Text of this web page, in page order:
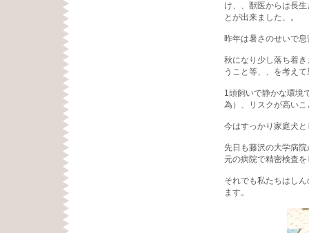
け、、獣医からは長
とが出来ました、。
昨年は暑さのせいで
秋になり少し落ち着
うこと等、、を考え
1頭飼いで静かな環境
為）、リスクが高い
今はすっかり家庭犬
先日も藤沢の大学病
元の病院で精密検査
それでも私たちはし
ます。